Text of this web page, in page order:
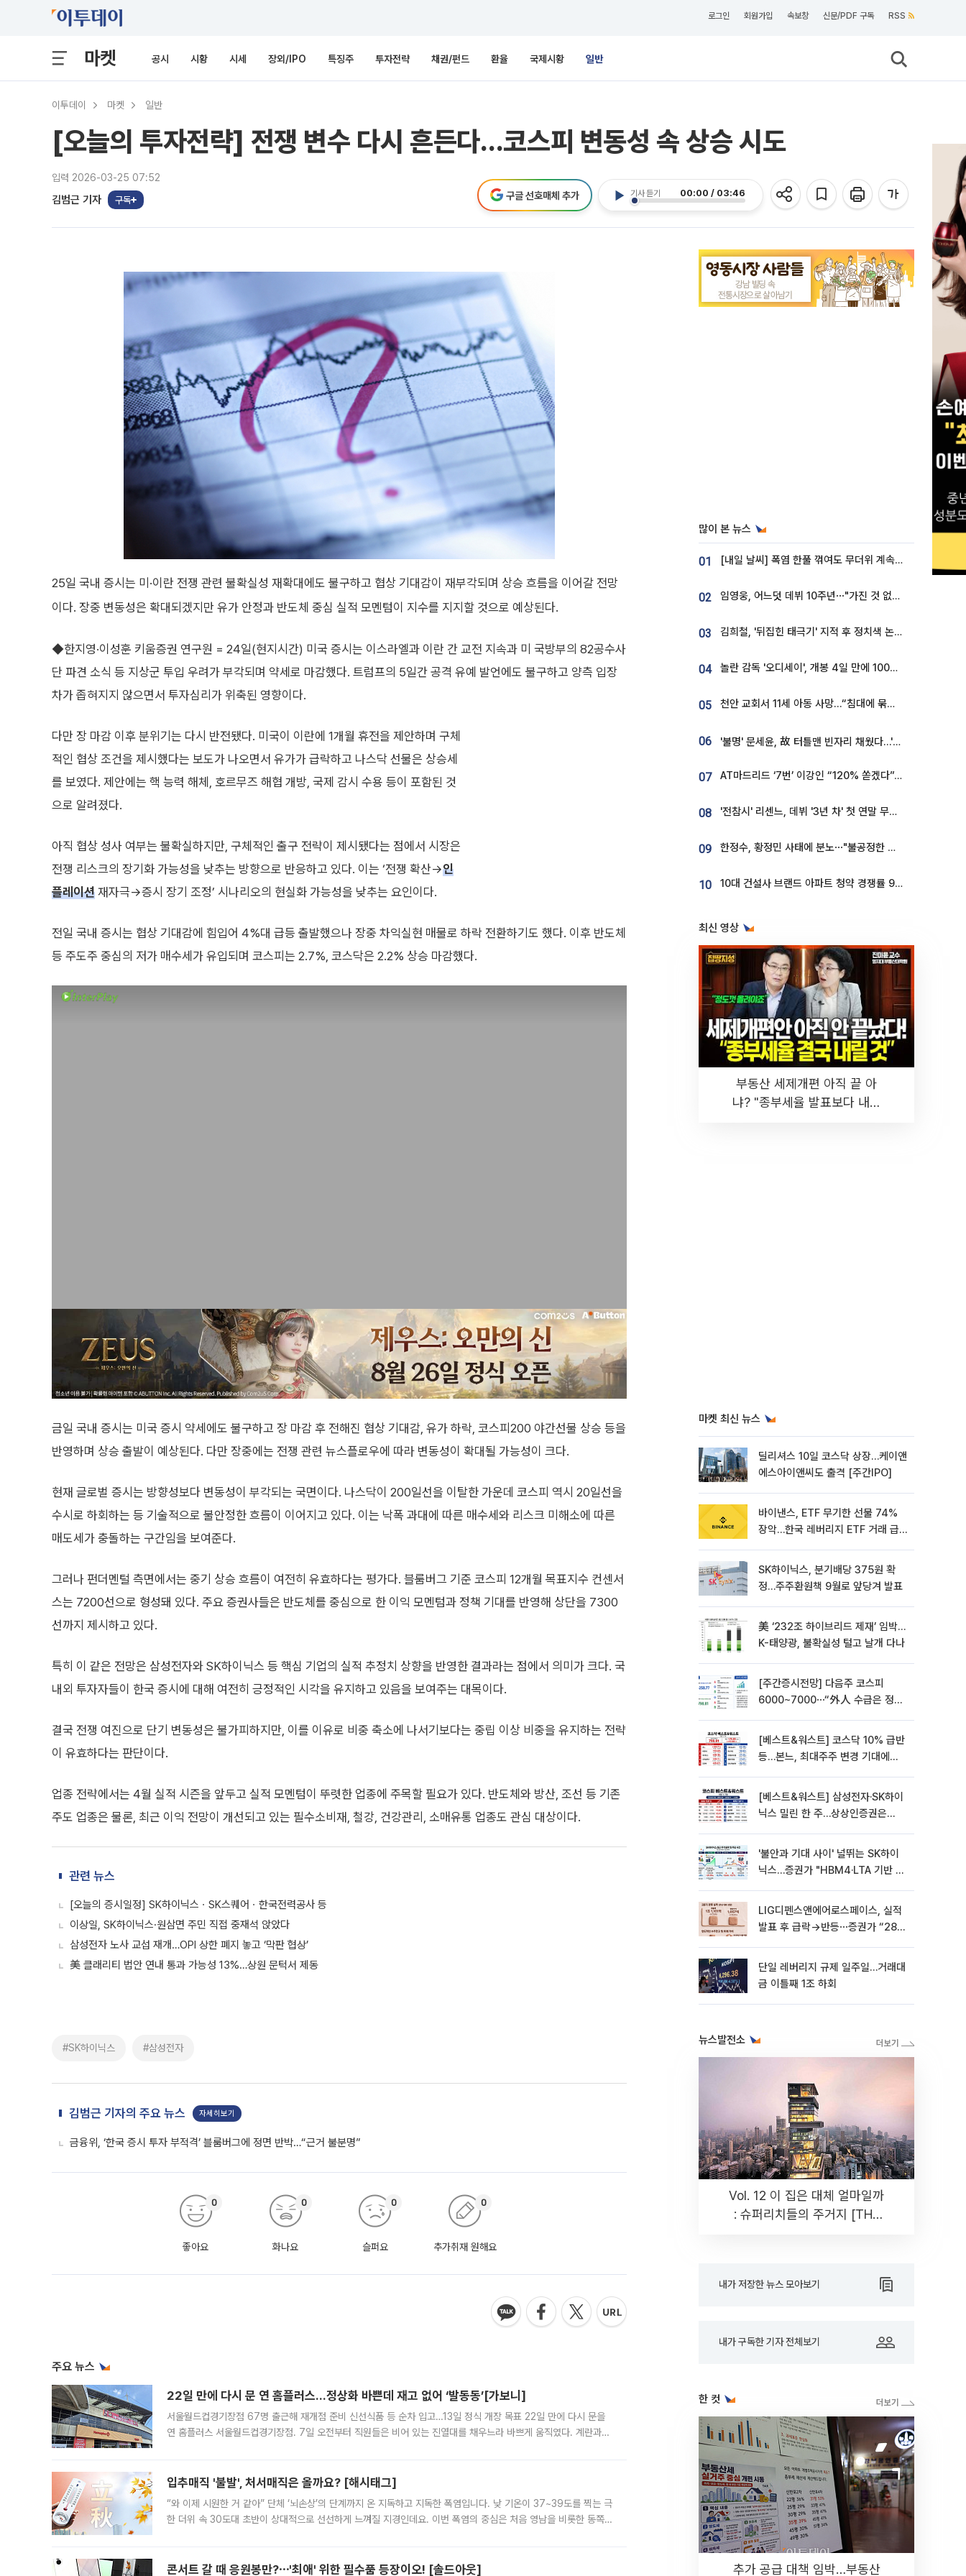
로그인 회원가입 속보창 신문/PDF 구독 RSS
마켓 공시 시황 시세 장외/IPO 특징주 투자전략 채권/펀드 환율 국제시황 일반
이투데이 마켓 일반
[오늘의 투자전략] 전쟁 변수 다시 흔든다…코스피 변동성 속 상승 시도
입력 2026-03-25 07:52
김범근 기자 구독
기사 듣기 00:00 / 03:46
구글 선호매체 추가
25일 국내 증시는 미·이란 전쟁 관련 불확실성 재확대에도 불구하고 협상 기대감이 재부각되며 상승 흐름을 이어갈 전망
이다. 장중 변동성은 확대되겠지만 유가 안정과 반도체 중심 실적 모멘텀이 지수를 지지할 것으로 예상된다.
◆한지영·이성훈 키움증권 연구원 = 24일(현지시간) 미국 증시는 이스라엘과 이란 간 교전 지속과 미 국방부의 82공수사
단 파견 소식 등 지상군 투입 우려가 부각되며 약세로 마감했다. 트럼프의 5일간 공격 유예 발언에도 불구하고 양측 입장
차가 좁혀지지 않으면서 투자심리가 위축된 영향이다.
다만 장 마감 이후 분위기는 다시 반전됐다. 미국이 이란에 1개월 휴전을 제안하며 구체
적인 협상 조건을 제시했다는 보도가 나오면서 유가가 급락하고 나스닥 선물은 상승세
를 보였다. 제안에는 핵 능력 해체, 호르무즈 해협 개방, 국제 감시 수용 등이 포함된 것
으로 알려졌다.
아직 협상 성사 여부는 불확실하지만, 구체적인 출구 전략이 제시됐다는 점에서 시장은
전쟁 리스크의 장기화 가능성을 낮추는 방향으로 반응하고 있다. 이는 ‘전쟁 확산→인
플레이션 재자극→증시 장기 조정’ 시나리오의 현실화 가능성을 낮추는 요인이다.
전일 국내 증시는 협상 기대감에 힘입어 4%대 급등 출발했으나 장중 차익실현 매물로 하락 전환하기도 했다. 이후 반도체
등 주도주 중심의 저가 매수세가 유입되며 코스피는 2.7%, 코스닥은 2.2% 상승 마감했다.
금일 국내 증시는 미국 증시 약세에도 불구하고 장 마감 후 전해진 협상 기대감, 유가 하락, 코스피200 야간선물 상승 등을
반영하며 상승 출발이 예상된다. 다만 장중에는 전쟁 관련 뉴스플로우에 따라 변동성이 확대될 가능성이 크다.
현재 글로벌 증시는 방향성보다 변동성이 부각되는 국면이다. 나스닥이 200일선을 이탈한 가운데 코스피 역시 20일선을
수시로 하회하는 등 기술적으로 불안정한 흐름이 이어지고 있다. 이는 낙폭 과대에 따른 매수세와 리스크 미해소에 따른
매도세가 충돌하는 구간임을 보여준다.
그러나 펀더멘털 측면에서는 중기 상승 흐름이 여전히 유효하다는 평가다. 블룸버그 기준 코스피 12개월 목표지수 컨센서
스는 7200선으로 형성돼 있다. 주요 증권사들은 반도체를 중심으로 한 이익 모멘텀과 정책 기대를 반영해 상단을 7300
선까지 제시하고 있다.
특히 이 같은 전망은 삼성전자와 SK하이닉스 등 핵심 기업의 실적 추정치 상향을 반영한 결과라는 점에서 의미가 크다. 국
내외 투자자들이 한국 증시에 대해 여전히 긍정적인 시각을 유지하고 있음을 보여주는 대목이다.
결국 전쟁 여진으로 단기 변동성은 불가피하지만, 이를 이유로 비중 축소에 나서기보다는 중립 이상 비중을 유지하는 전략
이 유효하다는 판단이다.
업종 전략에서는 4월 실적 시즌을 앞두고 실적 모멘텀이 뚜렷한 업종에 주목할 필요가 있다. 반도체와 방산, 조선 등 기존
주도 업종은 물론, 최근 이익 전망이 개선되고 있는 필수소비재, 철강, 건강관리, 소매유통 업종도 관심 대상이다.
관련 뉴스
[오늘의 증시일정] SK하이닉스ㆍSK스퀘어ㆍ한국전력공사 등
이상일, SK하이닉스·원삼면 주민 직접 중재석 앉았다
삼성전자 노사 교섭 재개…OPI 상한 폐지 놓고 ‘막판 협상’
美 클래리티 법안 연내 통과 가능성 13%…상원 문턱서 제동
#SK하이닉스 #삼성전자
김범근 기자의 주요 뉴스 자세히보기
금융위, ‘한국 증시 투자 부적격’ 블룸버그에 정면 반박…“근거 불분명”
좋아요
0
화나요
0
슬퍼요
0
추가취재 원해요
0
주요 뉴스
22일 만에 다시 문 연 홈플러스…정상화 바쁜데 재고 없어 ‘발동동’[가보니]
서울월드컵경기장점 67명 출근해 재개점 준비 신선식품 등 순차 입고…13일 정식 개장 목표 22일 만에 다시 문을
연 홈플러스 서울월드컵경기장점. 7일 오전부터 직원들은 비어 있는 진열대를 채우느라 바쁘게 움직였다. 계란과
입추매직 '불발', 처서매직은 올까요? [해시태그]
“와 이제 시원한 거 같아” 단체 ‘뇌손상’의 단계까지 온 지독하고 지독한 폭염입니다. 낮 기온이 37~39도를 찍는 극
한 더위 속 30도대 초반이 상대적으로 선선하게 느껴질 지경인데요. 이번 폭염의 중심은 처음 영남을 비롯한 동쪽
콘서트 갈 때 응원봉만?⋯'최애' 위한 필수품 등장이오! [솔드아웃]
많이 본 뉴스
01 [내일 날씨] 폭염 한풀 꺾여도 무더위 계속⋯동해안 이틀 연속 비
02 임영웅, 어느덧 데뷔 10주년⋯"가진 것 없던 시절, 내 앞엔 20명의 팬뿐"
03 김희철, '뒤집힌 태극기' 지적 후 정치색 논란…"좌우 떠나 우리나라 국기"
04 놀란 감독 '오디세이', 개봉 4일 만에 100만 돌파⋯'왕사남' 보다 빠르다
05 천안 교회서 11세 아동 사망…“침대에 묶여 있었다” 진술 확보
06 '불명' 문세윤, 故 터틀맨 빈자리 채웠다…'거북이' 눈물의 최종 우승
07 AT마드리드 ‘7번’ 이강인 “120% 쏟겠다”⋯시메오네 감독 “필요한 선수”
08 '전참시' 리센느, 데뷔 '3년 차' 첫 연말 무대 오른다⋯"그동안 섭외 안 와"
09 한정수, 황정민 사태에 분노⋯"불공정한 게임, 폭로자도 오픈 하라"
10 10대 건설사 브랜드 아파트 청약 경쟁률 9.85대 1…일반 단지의 4배
최신 영상
부동산 세제개편 아직 끝 아
냐? "종부세율 발표보다 내릴
마켓 최신 뉴스
딜리셔스 10일 코스닥 상장…케이앤
에스아이앤씨도 출격 [주간IPO]
바이낸스, ETF 무기한 선물 74%
장악…한국 레버리지 ETF 거래 급
SK하이닉스, 분기배당 375원 확
정…주주환원책 9월로 앞당겨 발표
美 ‘232조 하이브리드 제재’ 임박…
K-태양광, 불확실성 털고 날개 다나
[주간증시전망] 다음주 코스피
6000~7000⋯“外人 수급은 정책
[베스트&워스트] 코스닥 10% 급반
등…본느, 최대주주 변경 기대에
[베스트&워스트] 삼성전자·SK하이
닉스 밀린 한 주…상상인증권은
'불안과 기대 사이' 널뛰는 SK하이
닉스…증권가 "HBM4·LTA 기반 펀
LIG디펜스앤에어로스페이스, 실적
발표 후 급락→반등⋯증권가 “28년
단일 레버리지 규제 일주일…거래대
금 이틀째 1조 하회
뉴스발전소
Vol. 12 이 집은 대체 얼마일까
: 슈퍼리치들의 주거지 [THE
내가 저장한 뉴스 모아보기
내가 구독한 기자 전체보기
한 컷
추가 공급 대책 임박…부동산